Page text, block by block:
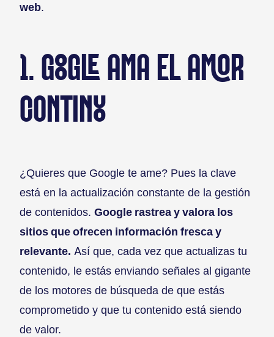
web.
1. GOOGLE AMA EL AMOR
CONTINUO
¿Quieres que Google te ame? Pues la clave
está en la actualización constante de la gestión
de contenidos. Google rastrea y valora los
sitios que ofrecen información fresca y
relevante. Así que, cada vez que actualizas tu
contenido, le estás enviando señales al gigante
de los motores de búsqueda de que estás
comprometido y que tu contenido está siendo
de valor.